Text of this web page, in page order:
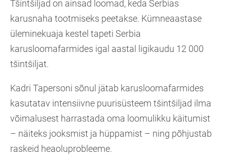
Tšintšiljad on ainsad loomad, keda Serbias
karusnaha tootmiseks peetakse. Kümneaastase
üleminekuaja kestel tapeti Serbia
karusloomafarmides igal aastal ligikaudu 12 000
tšintšiljat.
Kadri Tapersoni sõnul jätab karusloomafarmides
kasutatav intensiivne puurisüsteem tšintšiljad ilma
võimalusest harrastada oma loomulikku käitumist
– näiteks jooksmist ja hüppamist – ning põhjustab
raskeid heaoluprobleeme.